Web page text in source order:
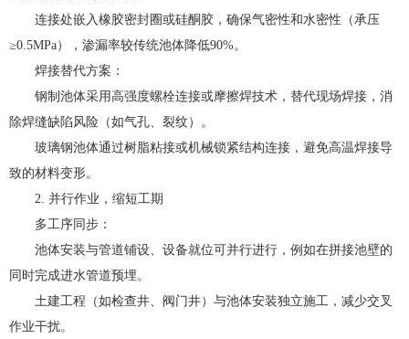
连接处嵌入橡胶密封圈或硅酮胶，确保气密性和水密性（承压
≥0.5MPa），渗漏率较传统池体降低90%。
焊接替代方案：
钢制池体采用高强度螺栓连接或摩擦焊技术，替代现场焊接，消
除焊缝缺陷风险（如气孔、裂纹）。
玻璃钢池体通过树脂粘接或机械锁紧结构连接，避免高温焊接导
致的材料变形。
2. 并行作业，缩短工期
多工序同步：
池体安装与管道铺设、设备就位可并行进行，例如在拼接池壁的
同时完成进水管道预埋。
土建工程（如检查井、阀门井）与池体安装独立施工，减少交叉
作业干扰。